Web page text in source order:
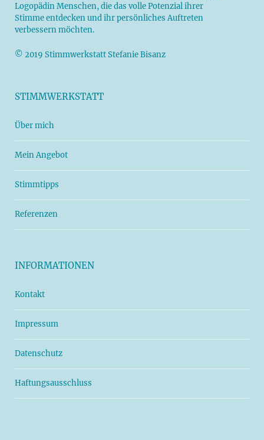
LogopädinMenschen, die das volle Potenzial ihrer
Stimme entdecken und ihr persönliches Auftreten
verbessern möchten.
© 2019 Stimmwerkstatt Stefanie Bisanz
STIMMWERKSTATT
Über mich
Mein Angebot
Stimmtipps
Referenzen
INFORMATIONEN
Kontakt
Impressum
Datenschutz
Haftungsausschluss